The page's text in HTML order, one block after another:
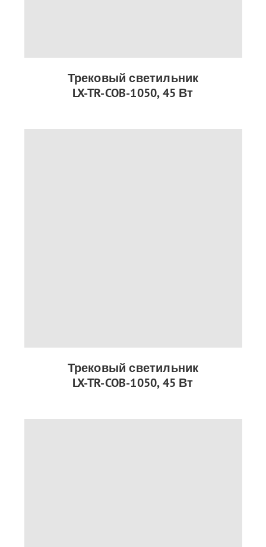
Трековый светильник
LX-TR-COB-1050, 45 Вт
Трековый светильник
LX-TR-COB-1050, 45 Вт